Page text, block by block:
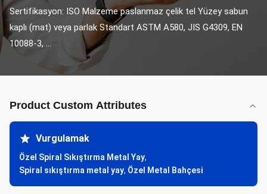
Sertifikasyon: ISO Malzeme paslanmaz çelik tel Yüzey sabun
kaplı (mat) veya parlak Standart ASTM A580, JIS G4309, EN
10088-3, ...
Product Custom Attributes
Vurgulamak
Özel Spiral Sıkıştırma Metal Yay,
Spiral sıkıştırma metal yay, Özel Metal Bahçesi